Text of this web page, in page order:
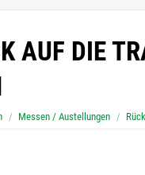
AUF DIE
Messen / Austellungen